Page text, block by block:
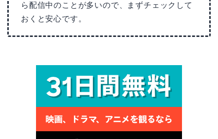
ら配信中のことが多いので、まずチェックして
おくと安心です。